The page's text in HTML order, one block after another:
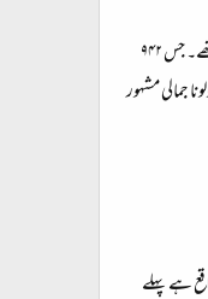
نواح قطب صاحب مین یہ بہت مشہور درگاہ ہے شیخ فضل اللہ معروف جلال خان نے قریب ۹۳۵؁ ہجری مطابق ۱۵۲۸؁عیسوی کے اپنے جیتے جی یہ کوٹھری بنائی تھی اور آزادون کی طرح اسمین رہتے تھے۔ جس ۹۴۲
جمالی مشہور
کے بنایا تھا۔ جس جگہ یہ مسجد واقع ہے پہلے